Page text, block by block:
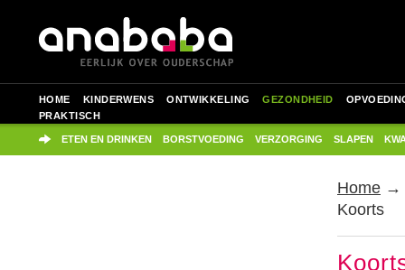
HOME KINDERWENS ONTWIKKELING GEZONDHEID
PRAKTISCH
ETEN EN DRINKEN BORSTVOEDING VERZORGING SLAPEN
Home →
Koorts